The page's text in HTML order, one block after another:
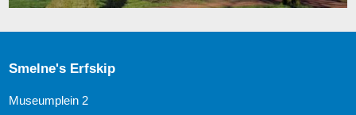
Smelne's Erfskip
Museumplein 2